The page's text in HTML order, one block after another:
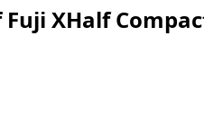
XHalf